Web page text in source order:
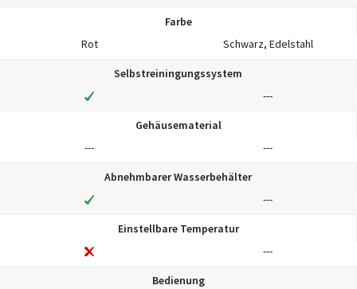
Farbe
Rot
Schwarz, Edelstahl
Selbstreiningungssystem
---
Gehäusematerial
---
---
Abnehmbarer Wasserbehälter
---
Einstellbare Temperatur
---
Bedienung